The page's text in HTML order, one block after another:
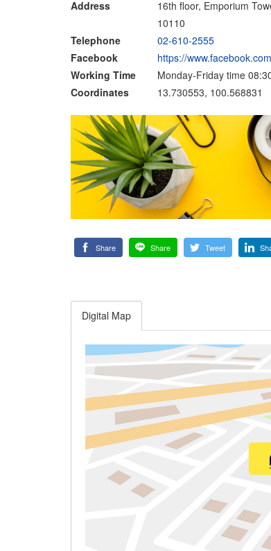
Address
16th floor, Emporium
10110
Telephone
02-610-2555
Facebook
https://
Working Time
Monday-Friday time
Coordinates
13.730553, 100.568831
Share Share Tweet
Digital Map